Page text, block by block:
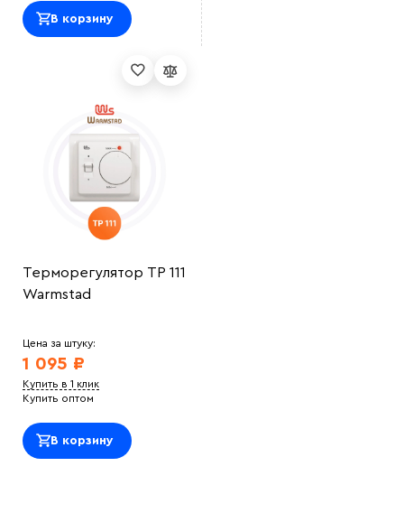
В корзину
Терморегулятор ТР 111
Warmstad
Цена за штуку:
1 095 ₽
Купить в 1 клик
Купить оптом
В корзину